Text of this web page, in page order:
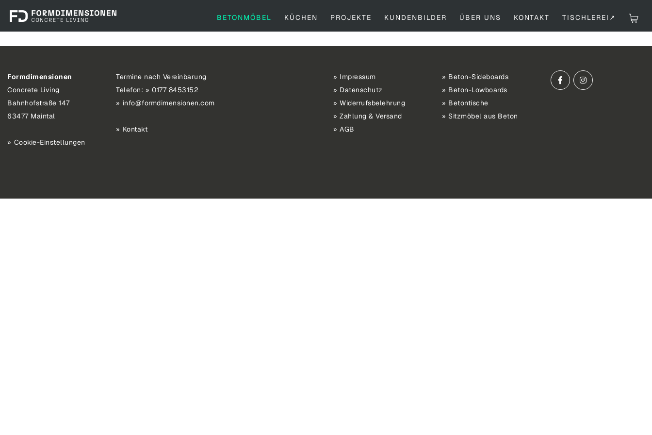
BETONMÖBEL KÜCHEN PROJEKTE KUNDENBILDER ÜBER UNS KONTAKT TISCHLEREI↗
Formdimensionen
Concrete Living
Bahnhofstraße 147
63477 Maintal
Cookie-Einstellungen
Termine nach Vereinbarung
Telefon:
0177 8453152
info@formdimensionen.com
Kontakt
Impressum
Datenschutz
Widerrufsbelehrung
Zahlung & Versand
AGB
Beton-Sideboards
Beton-Lowboards
Betontische
Sitzmöbel aus Beton